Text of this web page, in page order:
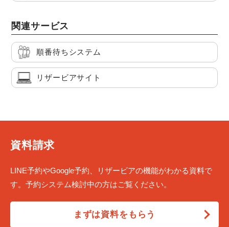
関連サービス
順番待ちシステム
リザービアサイト
資料請求
LINE予約やGoogle予約、リザービアの機能がわかる資料で
す。予約システム検討中の方はご覧ください。
まずは資料をもらう